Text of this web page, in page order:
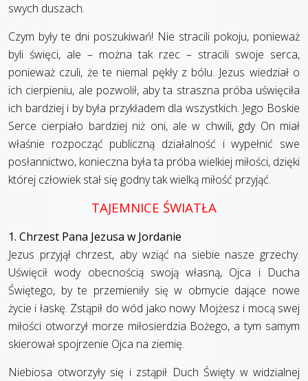
swych duszach.
Czym były te dni poszukiwań! Nie stracili pokoju, ponieważ
byli święci, ale – można tak rzec – stracili swoje serca,
ponieważ czuli, że te niemal pękły z bólu. Jezus wiedział o
ich cierpieniu, ale pozwolił, aby ta straszna próba uświęciła
ich bardziej i by była przykładem dla wszystkich. Jego Boskie
Serce cierpiało bardziej niż oni, ale w chwili, gdy On miał
właśnie rozpocząć publiczną działalność i wypełnić swe
posłannictwo, konieczna była ta próba wielkiej miłości, dzięki
której człowiek stał się godny tak wielką miłość przyjąć.
TAJEMNICE ŚWIATŁA
1. Chrzest Pana Jezusa w Jordanie
Jezus przyjął chrzest, aby wziąć na siebie nasze grzechy.
Uświęcił wody obecnością swoją własną, Ojca i Ducha
Świętego, by te przemieniły się w obmycie dające nowe
życie i łaskę. Zstąpił do wód jako nowy Mojżesz i mocą swej
miłości otworzył morze miłosierdzia Bożego, a tym samym
skierował spojrzenie Ojca na ziemię.
Niebiosa otworzyły się i zstąpił Duch Święty w widzialnej